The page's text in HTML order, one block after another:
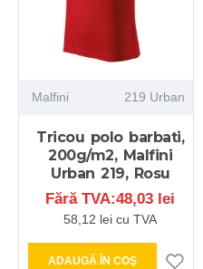
Malfini 219 Urban
Tricou polo barbati,
200g/m2, Malfini
Urban 219, Rosu
Fără TVA:48,03 lei
58,12 lei cu TVA
ADAUGĂ ÎN COŞ